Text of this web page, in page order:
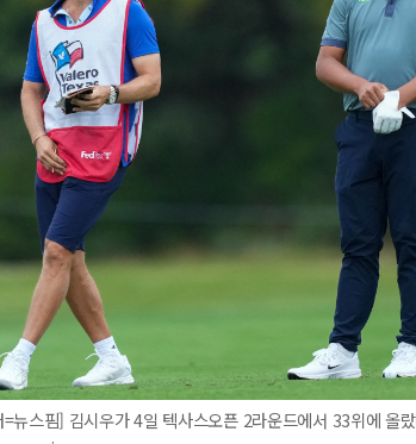
뉴스핌] 김시우가 4일 텍사스오픈 2라운드에서 33위에 올